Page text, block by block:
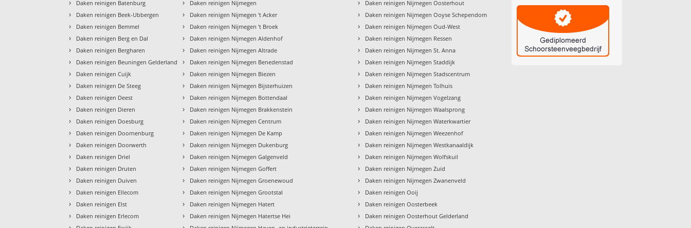
› Daken reinigen Batenburg
› Daken reinigen Beek-Ubbergen
› Daken reinigen Bemmel
› Daken reinigen Berg en Dal
› Daken reinigen Bergharen
› Daken reinigen Beuningen Gelderland
› Daken reinigen Cuijk
› Daken reinigen De Steeg
› Daken reinigen Deest
› Daken reinigen Dieren
› Daken reinigen Doesburg
› Daken reinigen Doornenburg
› Daken reinigen Doorwerth
› Daken reinigen Driel
› Daken reinigen Druten
› Daken reinigen Duiven
› Daken reinigen Ellecom
› Daken reinigen Elst
› Daken reinigen Erlecom
› Daken reinigen Nijmegen
› Daken reinigen Nijmegen 't Acker
› Daken reinigen Nijmegen 't Broek
› Daken reinigen Nijmegen Aldenhof
› Daken reinigen Nijmegen Altrade
› Daken reinigen Nijmegen Benedenstad
› Daken reinigen Nijmegen Biezen
› Daken reinigen Nijmegen Bijsterhuizen
› Daken reinigen Nijmegen Bottendaal
› Daken reinigen Nijmegen Brakkenstein
› Daken reinigen Nijmegen Centrum
› Daken reinigen Nijmegen De Kamp
› Daken reinigen Nijmegen Dukenburg
› Daken reinigen Nijmegen Galgenveld
› Daken reinigen Nijmegen Goffert
› Daken reinigen Nijmegen Groenewoud
› Daken reinigen Nijmegen Grootstal
› Daken reinigen Nijmegen Hatert
› Daken reinigen Nijmegen Hatertse Hei
› Daken reinigen Nijmegen Oosterhout
› Daken reinigen Nijmegen Ooyse Schependom
› Daken reinigen Nijmegen Oud-West
› Daken reinigen Nijmegen Ressen
› Daken reinigen Nijmegen St. Anna
› Daken reinigen Nijmegen Staddijk
› Daken reinigen Nijmegen Stadscentrum
› Daken reinigen Nijmegen Tolhuis
› Daken reinigen Nijmegen Vogelzang
› Daken reinigen Nijmegen Waalsprong
› Daken reinigen Nijmegen Waterkwartier
› Daken reinigen Nijmegen Weezenhof
› Daken reinigen Nijmegen Westkanaaldijk
› Daken reinigen Nijmegen Wolfskuil
› Daken reinigen Nijmegen Zuid
› Daken reinigen Nijmegen Zwanenveld
› Daken reinigen Ooij
› Daken reinigen Oosterbeek
› Daken reinigen Oosterhout Gelderland